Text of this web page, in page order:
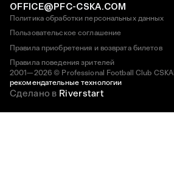
2001—2026 © Professional Football Club CSKA
рекомендательные технологии
OFFICE@PFC-CSKA.COM
Политика обработки персональных данных
Пользовательское соглашение
Правила приобретения и возврата билетов
Правила поведения зрителей
Сделано в Riverstart